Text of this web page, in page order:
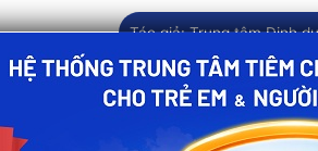
Tác giả:Trung tâm Dinh
phòng ngừa hiệu quả bệnh uốn
mà còn truyền kháng thể cho
từng giai đoạn thai kỳ. Bài viết